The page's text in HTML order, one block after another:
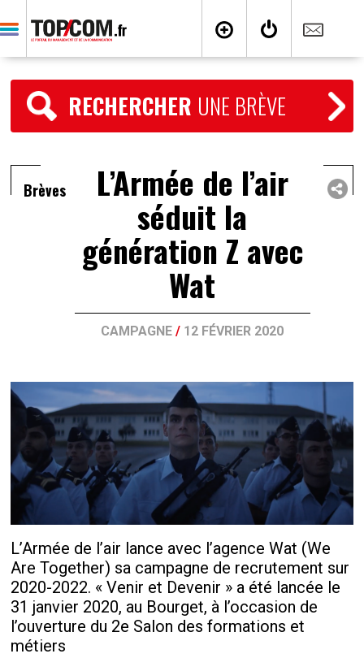
RECHERCHER UNE BRÈVE
Brèves L’Armée de l’air
séduit la
génération Z avec
Wat
CAMPAGNE / 12 FÉVRIER 2020
L’Armée de l’air lance avec l’agence Wat (We
Are Together) sa campagne de recrutement sur
2020-2022. « Venir et Devenir » a été lancée le
31 janvier 2020, au Bourget, à l’occasion de
l’ouverture du 2e Salon des formations et
métiers